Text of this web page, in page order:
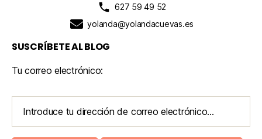
627 59 49 52
yolanda@yolandacuevas.es
SUSCRÍBETE AL BLOG
Tu correo electrónico: